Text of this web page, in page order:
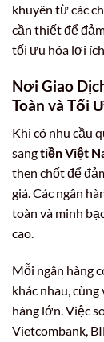
khuyên từ các
cần thiết để
tối ưu hóa lợi
Nơi Giao
Toàn và Tối
Khi có nhu cầu
sangtiền Việt
then chốt để
giá. Các ngân
toàn và minh
cao.
Mỗi ngân hàng
khác nhau,
hàng lớn. Việc
Vietcombank,